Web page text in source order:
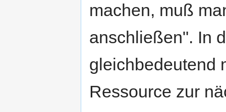
machen, muß
anschließen". In
gleichbedeutend
Ressource zur